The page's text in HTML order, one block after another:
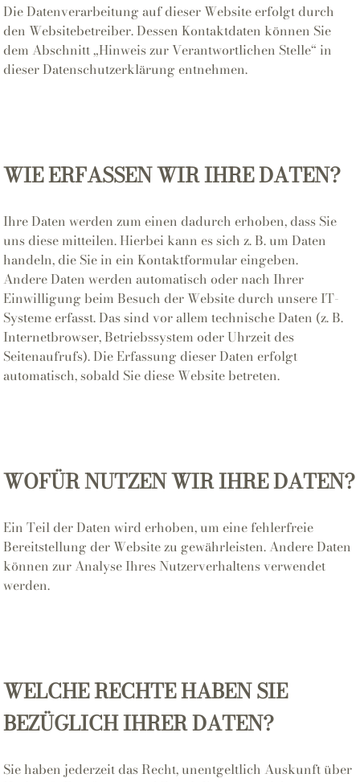
Die Datenverarbeitung auf dieser Website erfolgt durch
den Websitebetreiber. Dessen Kontaktdaten können Sie
dem Abschnitt „Hinweis zur Verantwortlichen Stelle“ in
dieser Datenschutzerklärung entnehmen.
WIE ERFASSEN WIR IHRE DATEN?
Ihre Daten werden zum einen dadurch erhoben, dass Sie
uns diese mitteilen. Hierbei kann es sich z. B. um Daten
handeln, die Sie in ein Kontaktformular eingeben.
Andere Daten werden automatisch oder nach Ihrer
Einwilligung beim Besuch der Website durch unsere IT-
Systeme erfasst. Das sind vor allem technische Daten (z. B.
Internetbrowser, Betriebssystem oder Uhrzeit des
Seitenaufrufs). Die Erfassung dieser Daten erfolgt
automatisch, sobald Sie diese Website betreten.
WOFÜR NUTZEN WIR IHRE DATEN?
Ein Teil der Daten wird erhoben, um eine fehlerfreie
Bereitstellung der Website zu gewährleisten. Andere Daten
können zur Analyse Ihres Nutzerverhaltens verwendet
werden.
WELCHE RECHTE HABEN SIE
BEZÜGLICH IHRER DATEN?
Sie haben jederzeit das Recht, unentgeltlich Auskunft über